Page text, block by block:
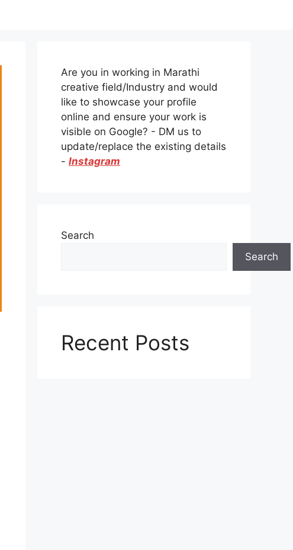
Are you in working in Marathi
creative field/Industry and would
like to showcase your profile
online and ensure your work is
visible on Google? - DM us to
update/replace the existing details
- Instagram
Search
Search
Recent Posts